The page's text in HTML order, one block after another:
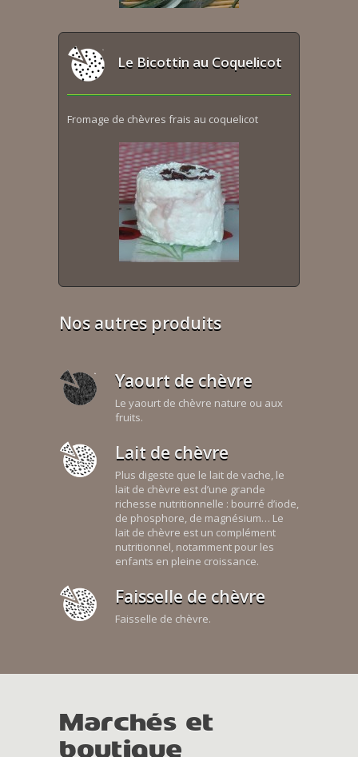
Le Bicottin au Coquelicot
Fromage de chèvres frais au coquelicot
Nos autres produits
Yaourt de chèvre
Le yaourt de chèvre nature ou aux
fruits.
Lait de chèvre
Plus digeste que le lait de vache, le
lait de chèvre est d’une grande
richesse nutritionnelle : bourré d’iode,
de phosphore, de magnésium… Le
lait de chèvre est un complément
nutritionnel, notamment pour les
enfants en pleine croissance.
Faisselle de chèvre
Faisselle de chèvre.
Marchés et
boutique